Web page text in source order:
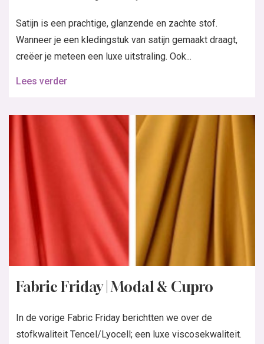
Satijn is een prachtige, glanzende en zachte stof.
Wanneer je een kledingstuk van satijn gemaakt draagt,
creëer je meteen een luxe uitstraling. Ook...
Lees verder
Fabric Friday | Modal & Cupro
In de vorige Fabric Friday berichtten we over de
stofkwaliteit Tencel/Lyocell; een luxe viscosekwaliteit.